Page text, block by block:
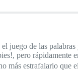
juego de las palabras
pero rápidamente
más estrafalario que